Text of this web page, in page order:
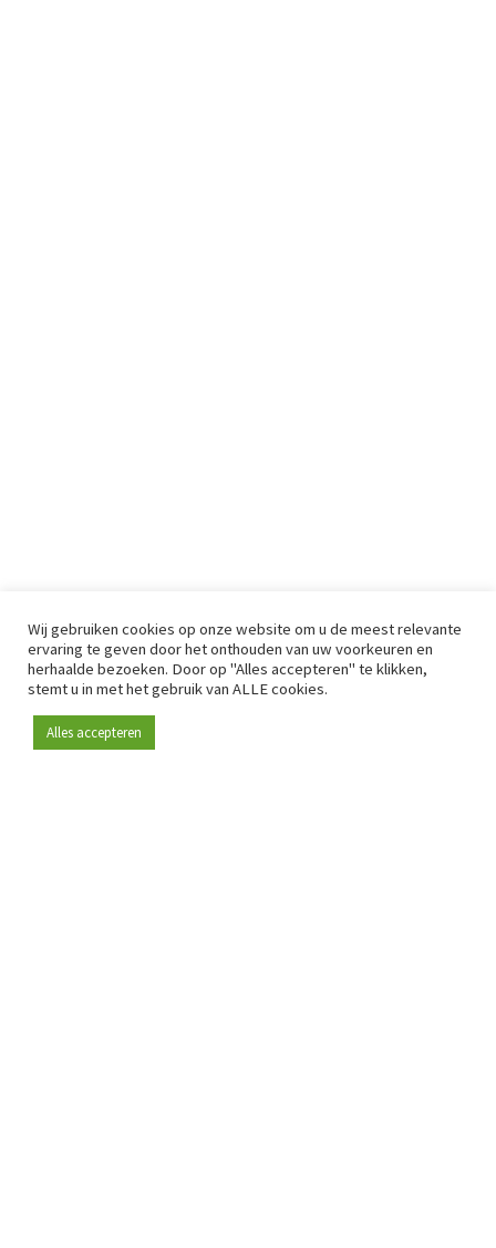
Wij gebruiken cookies op onze website om u de meest relevante
ervaring te geven door het onthouden van uw voorkeuren en
herhaalde bezoeken. Door op "Alles accepteren" te klikken,
stemt u in met het gebruik van ALLE cookies.
Alles accepteren